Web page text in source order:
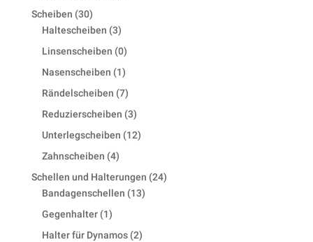
Scheiben 3030
products
Haltescheiben 33
products
Linsenscheiben 00
products
Nasenscheiben 11
product
Rändelscheiben 77
products
Reduzierscheiben 33
products
Unterlegscheiben 1212
Zahnscheiben 44
products
Schellen und Halterungen 2424
Bandagenschellen 1313
Gegenhalter 11
product
Halter für Dynamos 22